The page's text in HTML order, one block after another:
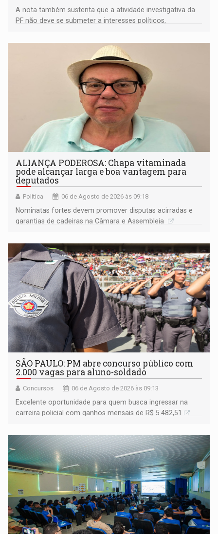
A nota também sustenta que a atividade investigativa da
PF não deve se submeter a interesses políticos,
ALIANÇA PODEROSA: Chapa vitaminada
pode alcançar larga e boa vantagem para
deputados
Política 06 de Agosto de 2026 às 09:18
Nominatas fortes devem promover disputas acirradas e
garantias de cadeiras na Câmara e Assembleia
SÃO PAULO: PM abre concurso público com
2.000 vagas para aluno-soldado
Concursos 06 de Agosto de 2026 às 09:13
Excelente oportunidade para quem busca ingressar na
carreira policial com ganhos mensais de R$ 5.482,51